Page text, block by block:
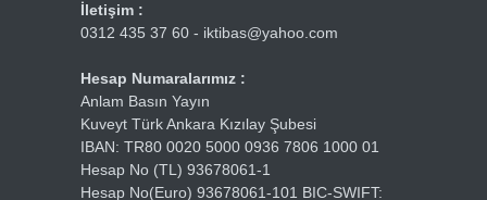
İletişim :
0312 435 37 60 - iktibas@yahoo.com
Hesap Numaralarımız :
Anlam Basın Yayın
Kuveyt Türk Ankara Kızılay Şubesi
IBAN: TR80 0020 5000 0936 7806 1000 01
Hesap No (TL) 93678061-1
Hesap No(Euro) 93678061-101 BIC-SWIFT: